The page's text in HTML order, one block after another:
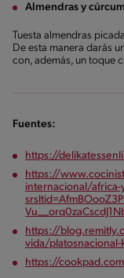
Almendras y
Tuesta almendras
De esta manera darás
con, además, un toque
Fuentes:
https://
https://
internacional/
https://
vida/
https://